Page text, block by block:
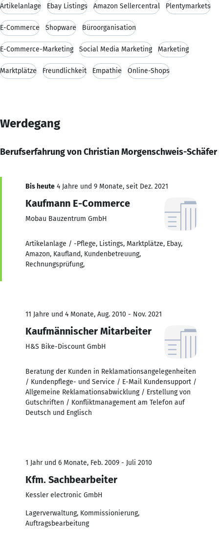
Artikelanlage Ebay Listings Amazon Sellercentral Plentymarkets
E-Commerce Shopware Büroorganisation
E-Commerce-Marketing Social Media Marketing Marketing
Marktplätze Freundlichkeit Empathie Online-Shops
Werdegang
Berufserfahrung von Christian Morgenschweis-Schäfer
Bis heute 4 Jahre und 9 Monate, seit Dez. 2021
Kaufmann E-Commerce
Mobau Bauzentrum GmbH
Artikelanlage / -Pflege, Listings, Marktplätze, Ebay,
Amazon, Kaufland, Kundenbetreuung,
Rechnungsprüfung,
11 Jahre und 4 Monate, Aug. 2010 - Nov. 2021
Kaufmännischer Mitarbeiter
H&S Bike-Discount GmbH
Beratung der Kunden in Reklamationsangelegenheiten
/ Kundenpflege- und Service / E-Mail Kundensupport /
Allgemeine Reklamationsabwicklung / Erstellung von
Gutschriften / Konfliktmanagement am Telefon auf
Deutsch und Englisch
1 Jahr und 6 Monate, Feb. 2009 - Juli 2010
Kfm. Sachbearbeiter
Kessler electronic GmbH
Lagerverwaltung, Kommissionierung,
Auftragsbearbeitung